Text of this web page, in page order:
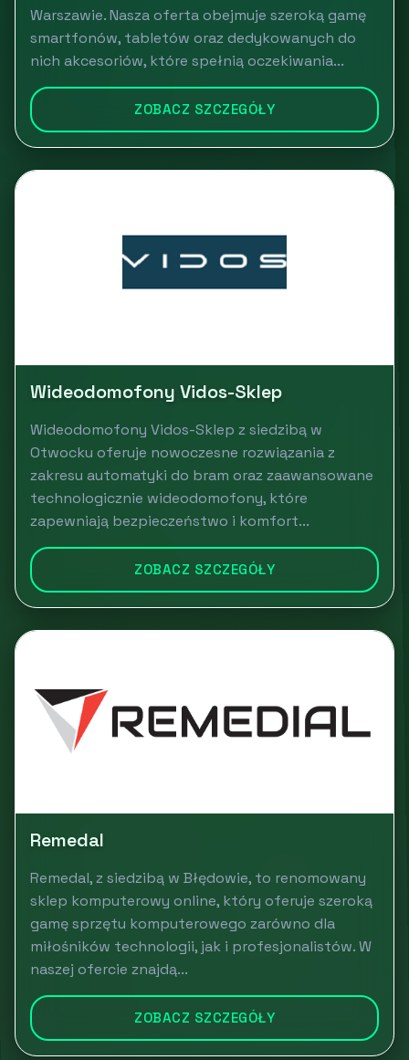
Warszawie. Nasza oferta obejmuje szeroką gamę
smartfonów, tabletów oraz dedykowanych do
nich akcesoriów, które spełnią oczekiwania...
ZOBACZ SZCZEGÓŁY
Wideodomofony Vidos-Sklep
Wideodomofony Vidos-Sklep z siedzibą w
Otwocku oferuje nowoczesne rozwiązania z
zakresu automatyki do bram oraz zaawansowane
technologicznie wideodomofony, które
zapewniają bezpieczeństwo i komfort...
ZOBACZ SZCZEGÓŁY
Remedal
Remedal, z siedzibą w Błędowie, to renomowany
sklep komputerowy online, który oferuje szeroką
gamę sprzętu komputerowego zarówno dla
miłośników technologii, jak i profesjonalistów. W
naszej ofercie znajdą...
ZOBACZ SZCZEGÓŁY